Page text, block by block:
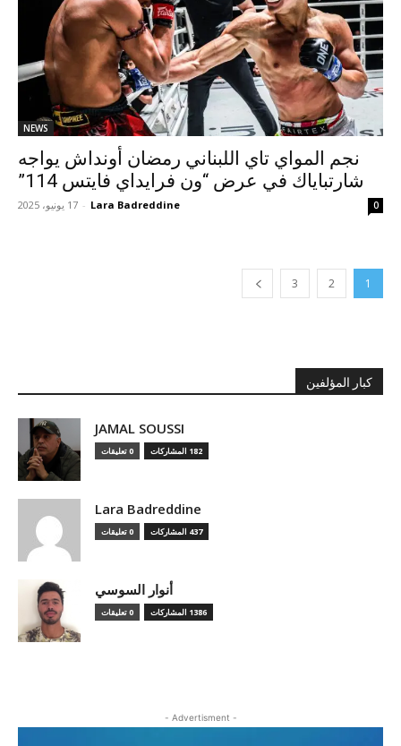
NEWS
نجم المواي تاي اللبناني رمضان أونداش يواجه
شارتباياك في عرض “ون فرايداي فايتس 114”
Lara Badreddine
- 17 يونيو، 2025 0
1
2
3
كبار المؤلفين
JAMAL SOUSSI
182 المشاركات 0 تعليقات
Lara Badreddine
437 المشاركات 0 تعليقات
أنوار السوسي
1386 المشاركات 0 تعليقات
- Advertisment -